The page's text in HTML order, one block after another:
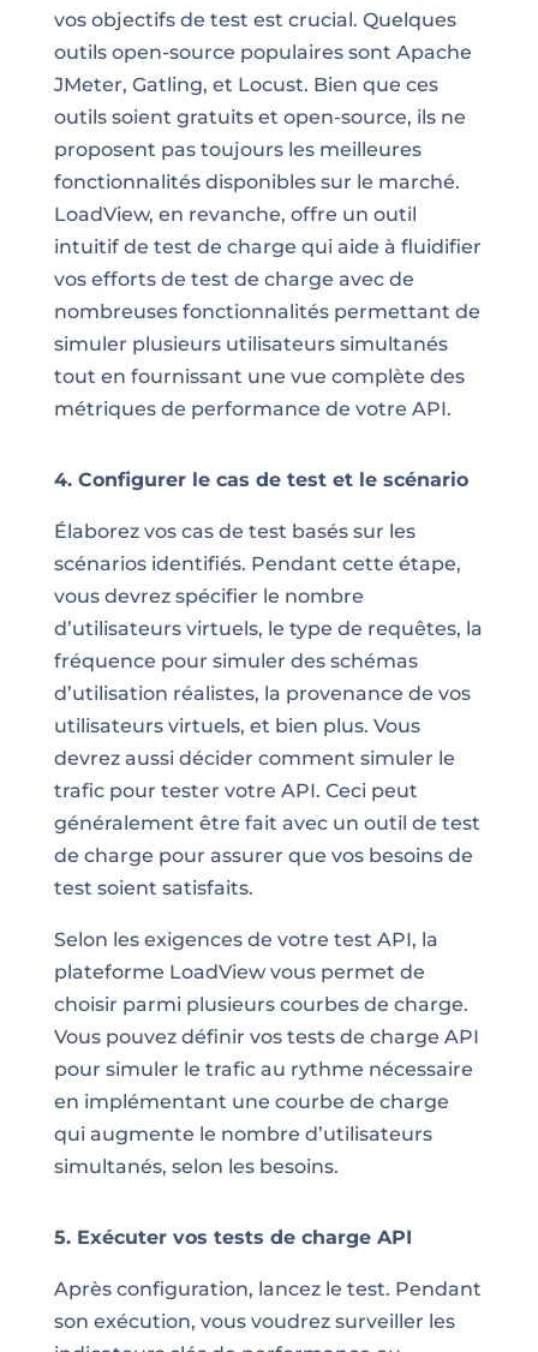
vos objectifs de test est crucial. Quelques
outils open-source populaires sont Apache
JMeter, Gatling, et Locust. Bien que ces
outils soient gratuits et open-source, ils ne
proposent pas toujours les meilleures
fonctionnalités disponibles sur le marché.
LoadView, en revanche, offre un outil
intuitif de test de charge qui aide à fluidifier
vos efforts de test de charge avec de
nombreuses fonctionnalités permettant de
simuler plusieurs utilisateurs simultanés
tout en fournissant une vue complète des
métriques de performance de votre API.
4. Configurer le cas de test et le scénario
Élaborez vos cas de test basés sur les
scénarios identifiés. Pendant cette étape,
vous devrez spécifier le nombre
d’utilisateurs virtuels, le type de requêtes, la
fréquence pour simuler des schémas
d’utilisation réalistes, la provenance de vos
utilisateurs virtuels, et bien plus. Vous
devrez aussi décider comment simuler le
trafic pour tester votre API. Ceci peut
généralement être fait avec un outil de test
de charge pour assurer que vos besoins de
test soient satisfaits.
Selon les exigences de votre test API, la
plateforme LoadView vous permet de
choisir parmi plusieurs courbes de charge.
Vous pouvez définir vos tests de charge API
pour simuler le trafic au rythme nécessaire
en implémentant une courbe de charge
qui augmente le nombre d’utilisateurs
simultanés, selon les besoins.
5. Exécuter vos tests de charge API
Après configuration, lancez le test. Pendant
son exécution, vous voudrez surveiller les